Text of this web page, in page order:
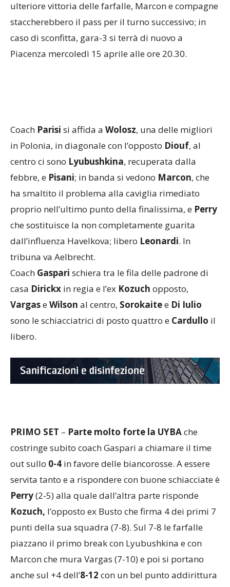
ulteriore vittoria delle farfalle, Marcon e compagne
staccherebbero il pass per il turno successivo; in
caso di sconfitta, gara-3 si terrà di nuovo a
Piacenza mercoledì 15 aprile alle ore 20.30.
in Polonia, in diagonale con l’oppostoDiouf, al
centro ci sonoLyubushkina , recuperata dalla
febbre, ePisani; in banda si vedonoMarcon, che
ha smaltito il problema alla caviglia rimediato
proprio nell’ultimo punto della finalissima, ePerry
che sostituisce la non completamente guarita
dall’influenza Havelkova; liberoLeonardi. In
tribuna va Aelbrecht.
CoachGasparischiera tra le fila delle padrone di
casaDirickxin regia e l’exKozuchopposto,
VargaseWilsonal centro,SorokaiteeDi Iulio
sono le schiacciatrici di posto quattro e Cardullo
libero.
costringe subito coach Gaspari a chiamare il time
out sullo0-4in favore delle biancorosse. A essere
servita tanto e a rispondere con buone schiacciate è
Perry(2-5) alla quale dall’altra parte risponde
Kozuch, l’opposto ex Busto che firma 4 dei primi 7
punti della sua squadra (7-8). Sul 7-8 le farfalle
piazzano il primo break con Lyubushkina e con
Marcon che mura Vargas (7-10) e poi si portano
anche sul +4 dell’8-12con un bel punto addirittura
di sinistro di Marcone con una murata a uno di